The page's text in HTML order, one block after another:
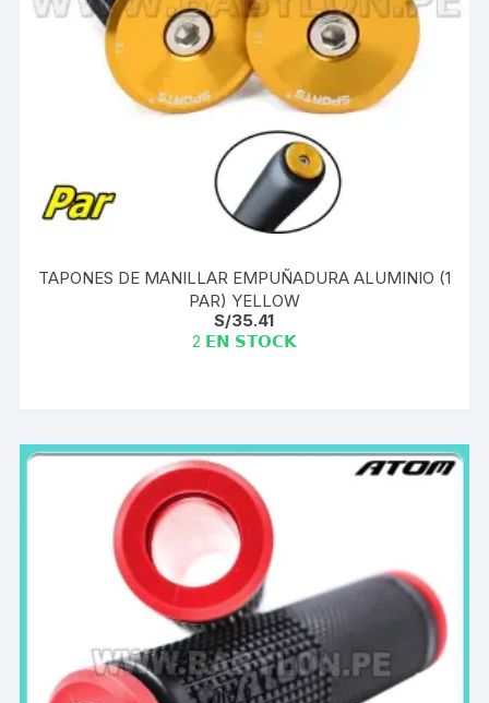
TAPONES DE MANILLAR EMPUÑADURA ALUMINIO (1
PAR) YELLOW
S/35.41
2 𝗘𝗡 𝗦𝗧𝗢𝗖𝗞